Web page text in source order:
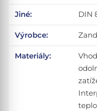
Jiné: DIN
Výrobce:
Materiály: